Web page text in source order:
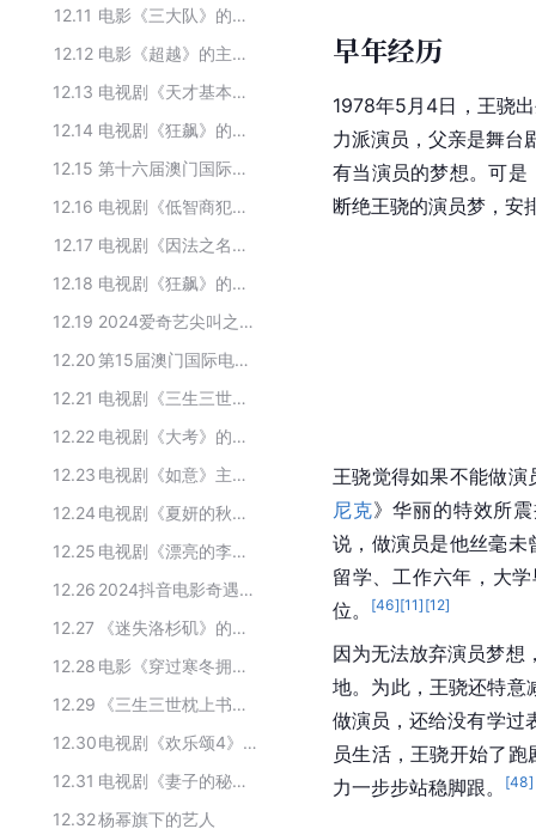
12.11
电影《三大队》的主要演职人员
12.12
电影《超越》的主要演员
12.13
电视剧《天才基本法》的演职人员
12.14
电视剧《狂飙》的主要演职人员
12.15
第十六届澳门国际电影节 “金莲花奖”提名名单
12.16
电视剧《低智商犯罪》的演职人员
12.17
电视剧《因法之名》的演职人员
12.18
电视剧《狂飙》的主要男演员
12.19
2024爱奇艺尖叫之夜荣誉名单
12.20
第15届澳门国际电视节 “金莲花奖”提名名单
12.21
电视剧《三生三世十里桃花》主要演职员
12.22
电视剧《大考》的演职人员
12.23
电视剧《如意》主要参演人员
12.24
电视剧《夏妍的秋天》主要演员
12.25
电视剧《漂亮的李慧珍》的主要演员
12.26
2024抖音电影奇遇夜嘉宾阵容
12.27
《迷失洛杉矶》的主要演员
12.28
电影《穿过寒冬拥抱你》的主要演员
12.29
《三生三世枕上书》的主要演员
12.30
电视剧《欢乐颂4》的主要演员
12.31
电视剧《妻子的秘密》的主要演员及配音
12.32杨幂旗下的艺人
早年经历
1978年5月4日，王骁
力派演员，父亲是舞台
有当演员的梦想。可是
断绝王骁的演员梦，安
王骁觉得如果不能做
尼克》华丽的特效所
说，做演员是他丝毫
留学、工作六年，大
位。
[46][11] [12]
因为无法放弃演员梦想
地。为此，王骁还特意
做演员，还给没有学过
员生活，王骁开始了
力一步步站稳脚跟。
[48]